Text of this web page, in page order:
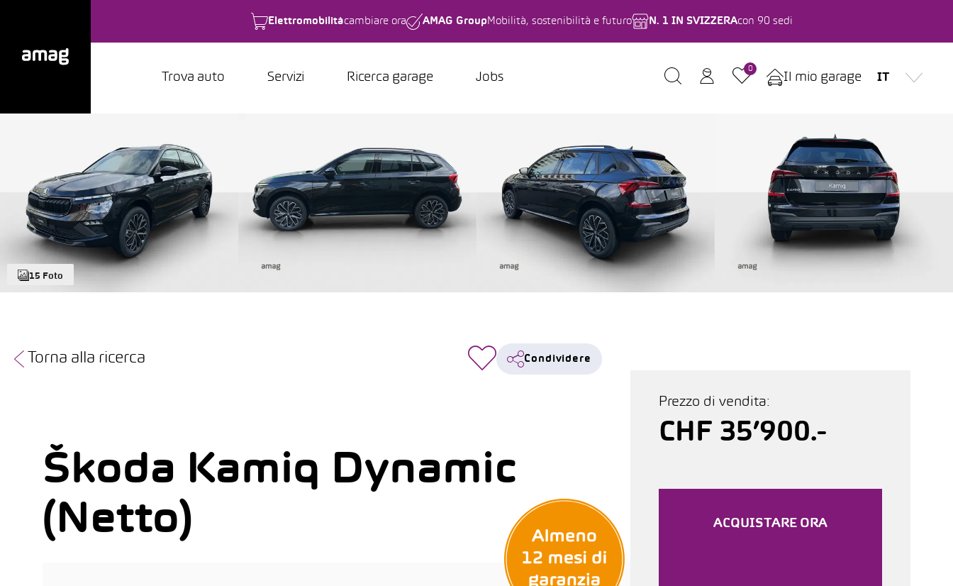
Elettromobilitàcambiare ora AMAG Group Mobilità, sostenibilità e futuro N. 1 IN SVIZZERAcon 90 sedi
Trova auto Servizi Ricerca garage Jobs
0
Il mio garage IT
15 Foto
Torna alla ricerca Condividere
Škoda Kamiq Dynamic
(Netto)
Prezzo di vendita:
CHF 35’900.-
ACQUISTARE ORA